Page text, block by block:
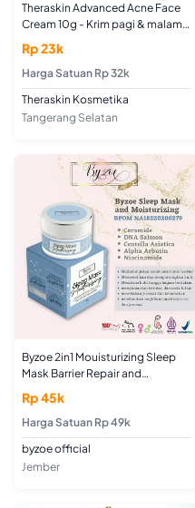
Theraskin Advanced Acne Face
Cream 10g - Krim pagi & malam
dengan salicylic acid, sulfur, &
tea tree sebagai anti-acne untuk
merawat kulit berjerawat
Rp 23k
Harga Satuan Rp 32k
Theraskin Kosmetika
Tangerang Selatan
Byzoe 2in1 Mouisturizing Sleep
Mask Barrier Repair and
Protection Glowing and
Brightening
Rp 45k
Harga Satuan Rp 49k
byzoe official
Jember